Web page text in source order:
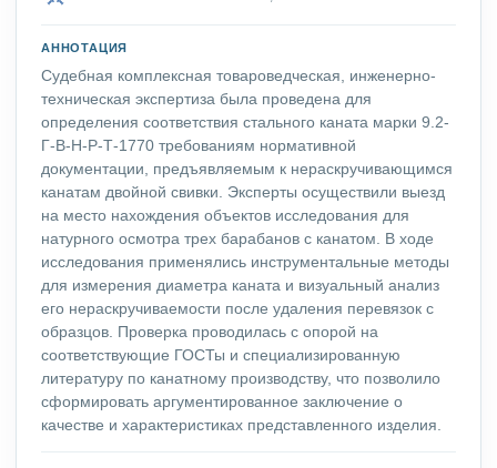
АННОТАЦИЯ
Судебная комплексная товароведческая, инженерно-
техническая экспертиза была проведена для
определения соответствия стального каната марки 9.2-
Г-В-Н-Р-Т-1770 требованиям нормативной
документации, предъявляемым к нераскручивающимся
канатам двойной свивки. Эксперты осуществили выезд
на место нахождения объектов исследования для
натурного осмотра трех барабанов с канатом. В ходе
исследования применялись инструментальные методы
для измерения диаметра каната и визуальный анализ
его нераскручиваемости после удаления перевязок с
образцов. Проверка проводилась с опорой на
соответствующие ГОСТы и специализированную
литературу по канатному производству, что позволило
сформировать аргументированное заключение о
качестве и характеристиках представленного изделия.